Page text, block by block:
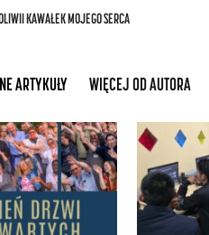
KAWAŁEK MOJEGO SERCA
ARTYKUŁY WIĘCEJ OD AUTORA